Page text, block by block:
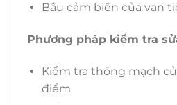
Bầu cảm biến của van
Phương pháp kiểm tra
Kiểm tra thông mạch
điểm